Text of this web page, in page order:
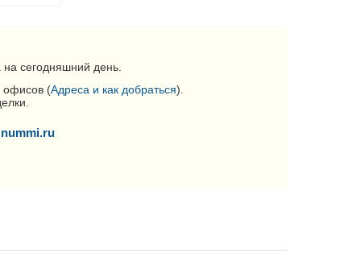
сегодняшний день.
офисов (Адреса и как добраться).